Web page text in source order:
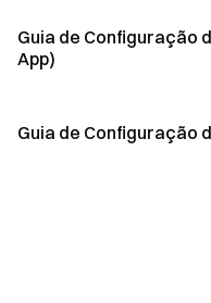
Guia de Configuração
App)
Guia de Configuração